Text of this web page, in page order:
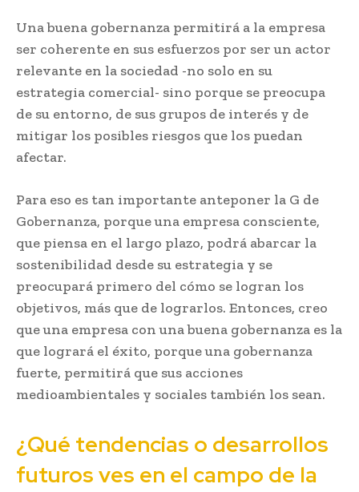
Una buena gobernanza permitirá a la empresa
ser coherente en sus esfuerzos por ser un actor
relevante en la sociedad -no solo en su
estrategia comercial- sino porque se preocupa
de su entorno, de sus grupos de interés y de
mitigar los posibles riesgos que los puedan
afectar.
Para eso es tan importante anteponer la G de
Gobernanza, porque una empresa consciente,
que piensa en el largo plazo, podrá abarcar la
sostenibilidad desde su estrategia y se
preocupará primero del cómo se logran los
objetivos, más que de lograrlos. Entonces, creo
que una empresa con una buena gobernanza es la
que logrará el éxito, porque una gobernanza
fuerte, permitirá que sus acciones
medioambientales y sociales también los sean.
¿Qué tendencias o desarrollos
futuros ves en el campo de la